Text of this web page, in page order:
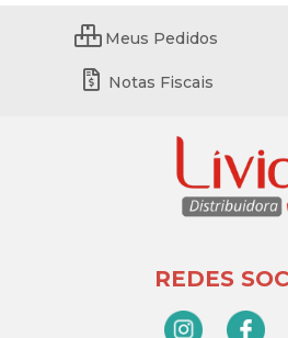
Meus Pedidos
Notas Fiscais
REDES